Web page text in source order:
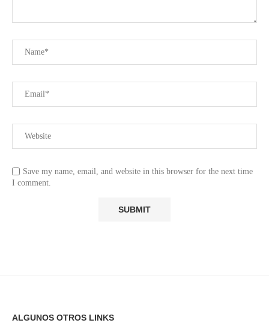
Save my name, email, and website in this browser for the next time
I comment.
ALGUNOS OTROS LINKS